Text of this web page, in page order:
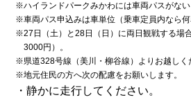
※ハイランドパークみかわには車両パスがない
※車両パス申込みは車単位（乗車定員内なら何
※27日（土）と28日（日）に両日観戦する場
3000円）。
※県道328号線（美川・柳谷線）よりお越しく
※地元住民の方へ次の配慮をお願いします。
・静かに走行してください。